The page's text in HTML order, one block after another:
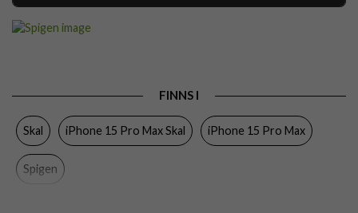
Färg
Material
FINNS I
Skal iPhone 15 Pro Max Skal iPhone 15 Pro Max
Spigen